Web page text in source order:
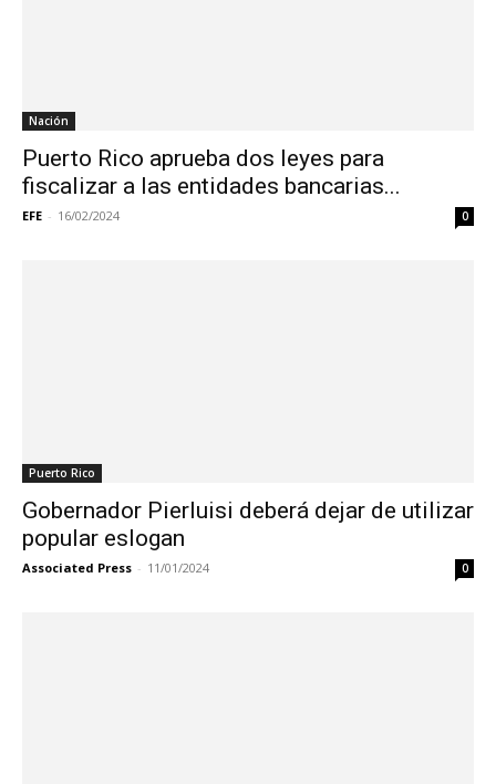
Nación
Puerto Rico aprueba dos leyes para
fiscalizar a las entidades bancarias...
EFE - 16/02/2024 0
Puerto Rico
Gobernador Pierluisi deberá dejar de utilizar
popular eslogan
Associated Press - 11/01/2024 0